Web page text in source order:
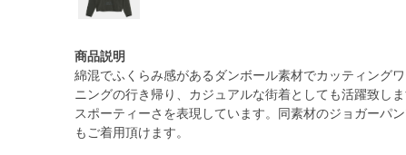
商品説明
綿混でふくらみ感があるダンボール素材でカッティング
ニングの行き帰り、カジュアルな街着としても活躍致し
スポーティーさを表現しています。同素材のジョガーパ
もご着用頂けます。